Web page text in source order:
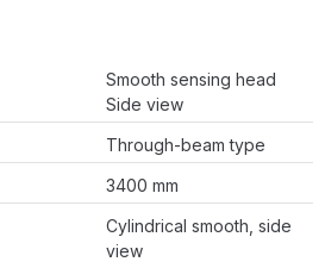
Smooth sensing head
Side view
Through-beam type
3400 mm
Cylindrical smooth, side
view